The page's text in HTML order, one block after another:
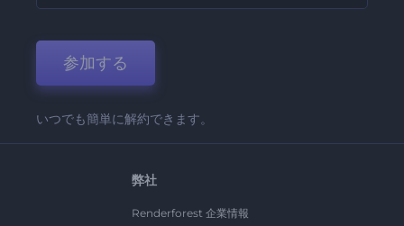
参加する
いつでも簡単に解約できます。
弊社
Renderforest 企業情報